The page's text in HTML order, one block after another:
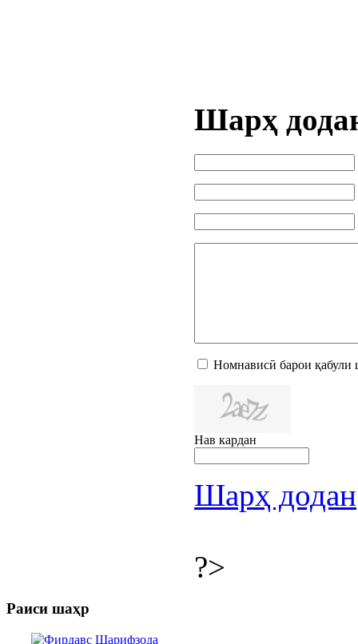
Шарҳ
Номнависӣ барои қабули
Нав кардан
Шарҳ додан
?>
Раиси шаҳр